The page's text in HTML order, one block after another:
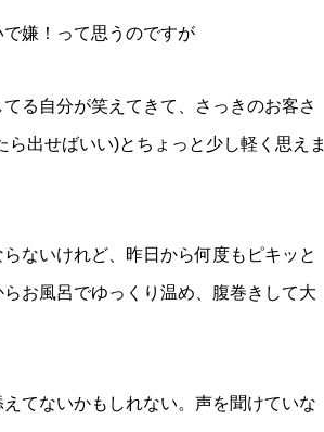
嫌！って思うのですが
る自分が笑えてきて、さっきのお客さ
出せばいい)とちょっと少し軽く思えま
ないけれど、昨日から何度もピキッと
お風呂でゆっくり温め、腹巻きして大
てないかもしれない。声を聞けていな